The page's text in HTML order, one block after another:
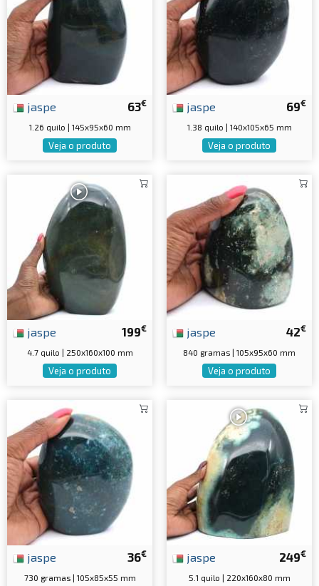
63€
jaspe
1.26 quilo | 145x95x60 mm
Veja o produto
69€
jaspe
1.38 quilo | 140x105x65 mm
Veja o produto
199€
jaspe
4.7 quilo | 250x160x100 mm
Veja o produto
42€
jaspe
840 gramas | 105x95x60 mm
Veja o produto
36€
jaspe
730 gramas | 105x85x55 mm
249€
jaspe
5.1 quilo | 220x160x80 mm